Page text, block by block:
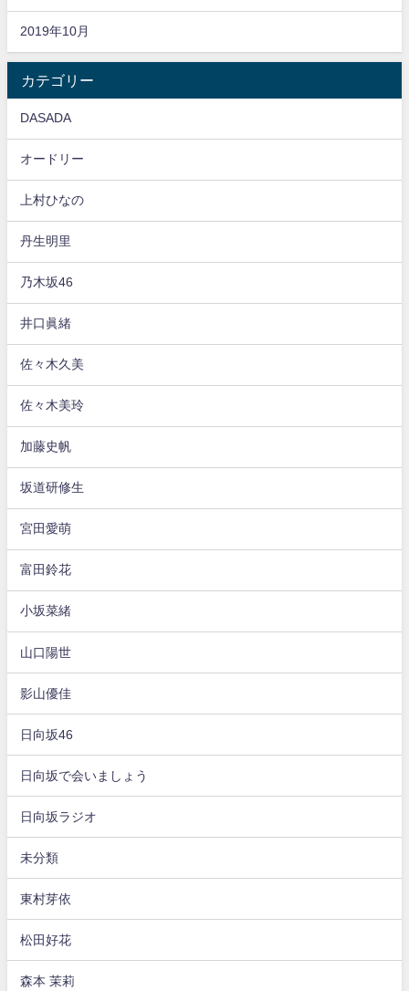
2019年10月
カテゴリー
DASADA
オードリー
上村ひなの
丹生明里
乃木坂46
井口眞緒
佐々木久美
佐々木美玲
加藤史帆
坂道研修生
宮田愛萌
富田鈴花
小坂菜緒
山口陽世
影山優佳
日向坂46
日向坂で会いましょう
日向坂ラジオ
未分類
東村芽依
松田好花
森本 茉莉